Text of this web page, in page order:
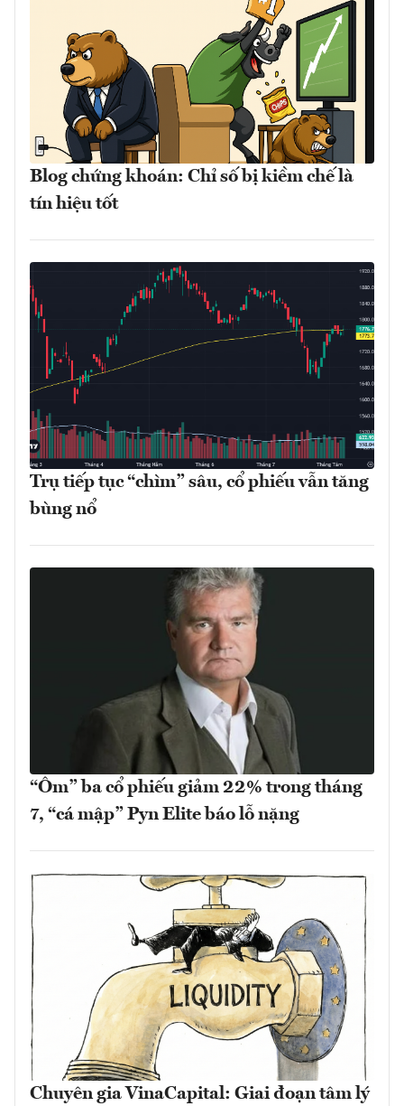
Blog chứng khoán: Chỉ số bị kiềm chế là
tín hiệu tốt
Trụ tiếp tục “chìm” sâu, cổ phiếu vẫn tăng
bùng nổ
“Ôm” ba cổ phiếu giảm 22% trong tháng
7, “cá mập” Pyn Elite báo lỗ nặng
Chuyên gia VinaCapital: Giai đoạn tâm lý